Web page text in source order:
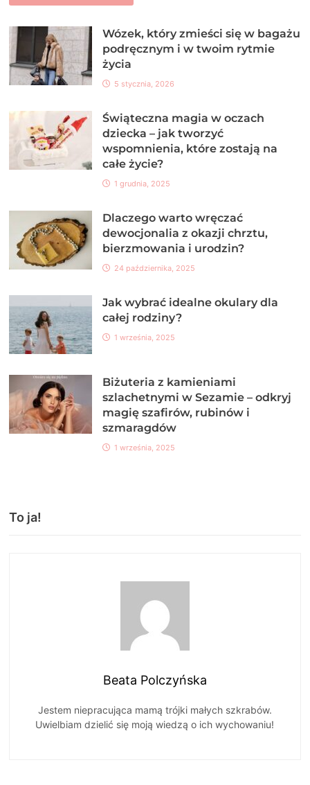
Wózek, który zmieści się w bagażu
podręcznym i w twoim rytmie
życia
5 stycznia, 2026
Świąteczna magia w oczach
dziecka – jak tworzyć
wspomnienia, które zostają na
całe życie?
1 grudnia, 2025
Dlaczego warto wręczać
dewocjonalia z okazji chrztu,
bierzmowania i urodzin?
24 października, 2025
Jak wybrać idealne okulary dla
całej rodziny?
1 września, 2025
Biżuteria z kamieniami
szlachetnymi w Sezamie – odkryj
magię szafirów, rubinów i
szmaragdów
1 września, 2025
To ja!
Beata Polczyńska
Jestem niepracująca mamą trójki małych szkrabów.
Uwielbiam dzielić się moją wiedzą o ich wychowaniu!